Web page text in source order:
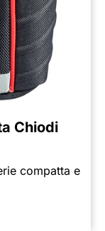
Chiodi
compatta e